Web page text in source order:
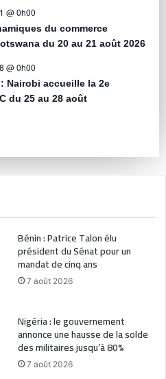
@ 0h00
du commerce
du 20 au 21 août 2026
@ 0h00
Nairobi accueille la 2e
du 25 au 28 août
Bénin : Patrice Talon élu
président du Sénat pour un
mandat de cinq ans
7 août 2026
Nigéria : le gouvernement
annonce une hausse de la solde
des militaires jusqu’à 80%
7 août 2026